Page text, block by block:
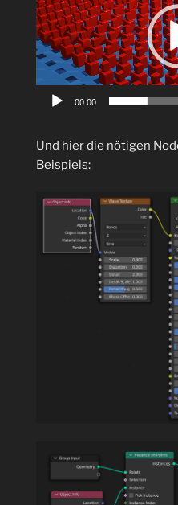
00:00
Und hier die nötigen
Beispiels: